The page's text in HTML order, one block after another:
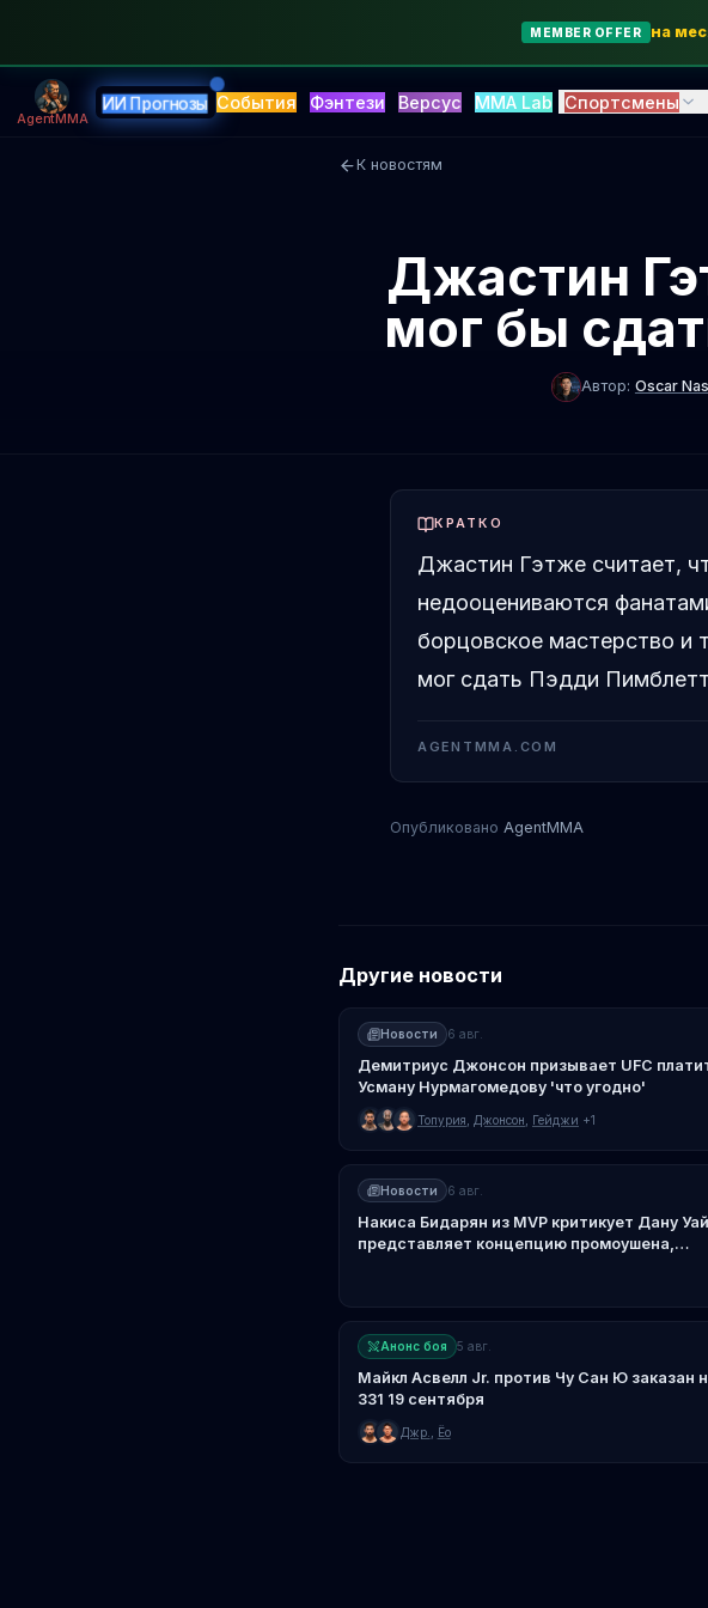
MEMBER OFFER на
AgentMMA
ИИ Прогнозы События Фэнтези Версус MMA Lab Спортсмены
К новостям
Джастин
мог бы
Автор: Oscar
КРАТКО
Джастин Гэтже считает,
недооцениваются
борцовское мастерство и
мог сдать Пэдди
AGENTMMA.COM
Опубликовано AgentMMA
Другие новости
Новости 6 авг.
Демитриус Джонсон призывает UFC
Усману Нурмагомедову 'что угодно'
Топурия Джонсон Гейджи +1
Новости 6 авг.
Накиса Бидарян из MVP критикует Дану
представляет концепцию промоушена,
Анонс боя 5 авг.
Майкл Асвелл Jr. против Чу Сан Ю заказан
331 19 сентября
Джр. Ёо